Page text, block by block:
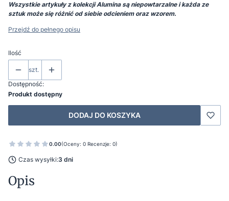
Wszystkie artykuły z kolekcji Alumina są niepowtarzalne i każda ze
sztuk może się różnić od siebie odcieniem oraz wzorem.
Przejdź do pełnego opisu
Ilość
szt.
Dostępność:
Produkt dostępny
DODAJ DO KOSZYKA
0.00(Oceny: 0 Recenzje: 0)
Czas wysyłki:3 dni
Opis